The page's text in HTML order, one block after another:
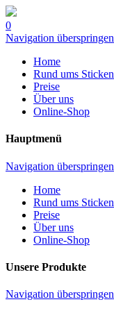
0
Navigation überspringen
Home
Rund ums Sticken
Preise
Über uns
Online-Shop
Hauptmenü
Navigation überspringen
Home
Rund ums Sticken
Preise
Über uns
Online-Shop
Unsere Produkte
Navigation überspringen